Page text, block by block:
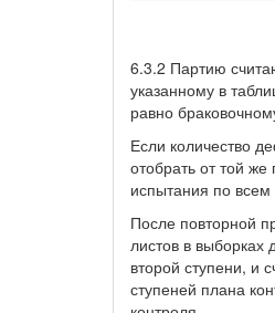
6.3.2 Партию
указанному в
равно
Если количество
отобрать от той
испытания по
После повторной
листов в
второй ступени, и
ступеней плана